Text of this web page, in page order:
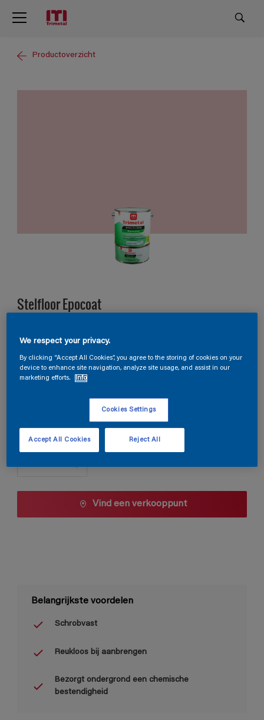
Productoverzicht
Stelfloor Epocoat
A8.07.78
Kleur wijzigen
10 L
Aantal
Vind een verkooppunt
Belangrijkste voordelen
Schrobvast
Reukloos bij aanbrengen
Bezorgt ondergrond een chemische
bestendigheid
We respect your privacy.
By clicking “Accept All Cookies”, you agree to the storing of cookies on your
device to enhance site navigation, analyze site usage, and assist in our
marketing efforts.
Info
Cookies Settings
Reject All
Accept All Cookies